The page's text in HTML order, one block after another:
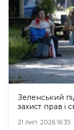
Зеленський
захист прав і
21 лип. 2026 16:35